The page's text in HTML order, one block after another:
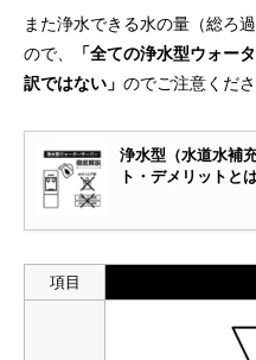
また浄水できる水の量（総ろ
ので、
「全ての浄水型ウォー
訳ではない」 のでご注意くださ
浄水型（水道水補
ト・デメリットと
項目